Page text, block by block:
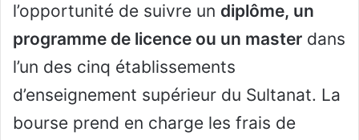
l’opportunité de suivre un diplôme, un
programme de licence ou un master dans
l’un des cinq établissements
d’enseignement supérieur du Sultanat. La
bourse prend en charge les frais de